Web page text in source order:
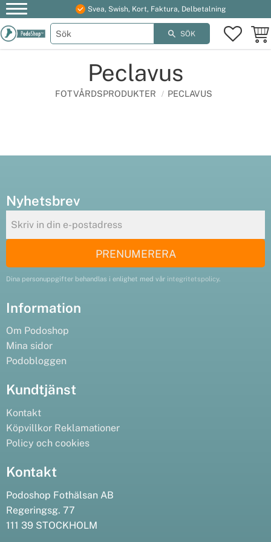
Meny
Svea, Swish, Kort, Faktura, Delbetalning
SÖK
Peclavus
FOTVÅRDSPRODUKTER PECLAVUS
Nyhetsbrev
PRENUMERERA
Dina personuppgifter behandlas i enlighet med vår integritetspolicy.
Information
Om Podoshop
Mina sidor
Podobloggen
Kundtjänst
Kontakt
Köpvillkor Reklamationer
Policy och cookies
Kontakt
Podoshop Fothälsan AB
Regeringsg. 77
111 39 STOCKHOLM